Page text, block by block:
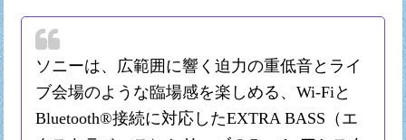
ソニーは、広範囲に響く迫力の重低音とライ
ブ会場のような臨場感を楽しめる、Wi-Fiと
Bluetooth®接続に対応したEXTRA BASS（エ